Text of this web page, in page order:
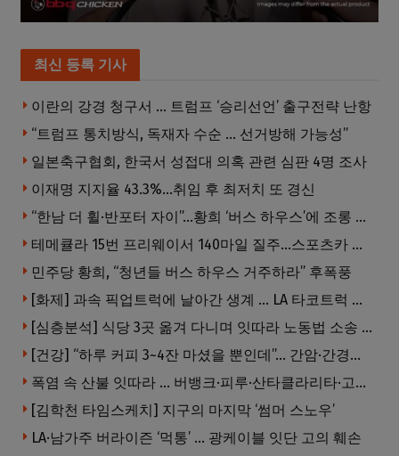
최신 등록 기사
이란의 강경 청구서 … 트럼프 ‘승리선언’ 출구전략 난항
“트럼프 통치방식, 독재자 수순 … 선거방해 가능성”
일본축구협회, 한국서 성접대 의혹 관련 심판 4명 조사
이재명 지지율 43.3%…취임 후 최저치 또 경신
“한남 더 휠·반포터 자이”…황희 ‘버스 하우스’에 조롱 쏟아져
테메큘라 15번 프리웨이서 140마일 질주…스포츠카 압수
민주당 황희, “청년들 버스 하우스 거주하라” 후폭풍
[화제] 과속 픽업트럭에 날아간 생계 … LA 타코트럭 일가족 3명 부상
[심층분석] 식당 3곳 옮겨 다니며 잇따라 노동법 소송 … 피소된 곳 모두 LA·OC 한인 식당들
[건강] “하루 커피 3~4잔 마셨을 뿐인데”… 간암·간경변 위험 뚝
폭염 속 산불 잇따라 … 버뱅크·피루·산타클라리타·고먼 잇단 산불
[김학천 타임스케치] 지구의 마지막 ‘썸머 스노우’
LA·남가주 버라이즌 ‘먹통’ … 광케이블 잇단 고의 훼손